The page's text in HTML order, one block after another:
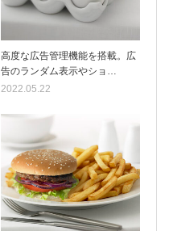
高度な広告管理機能を搭載。広
告のランダム表示やショ…
2022.05.22